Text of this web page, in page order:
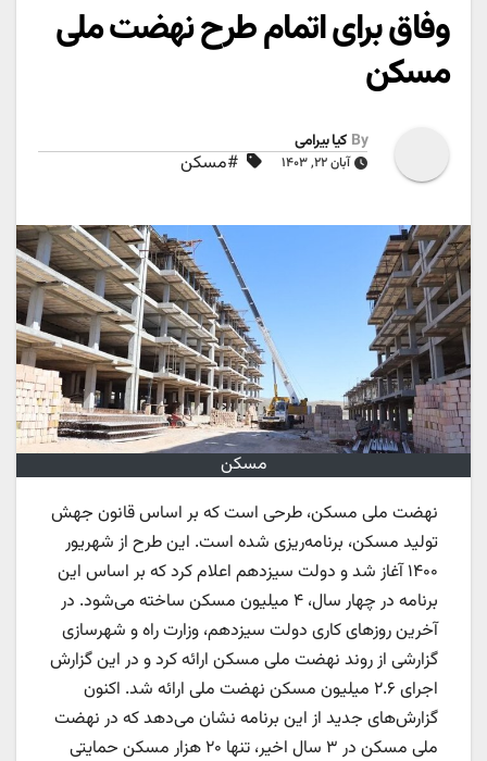
وفاق برای اتمام طرح نهضت ملی
مسکن
By کیا بیرامی
آبان ۲۲, ۱۴۰۳ #مسکن
مسکن
نهضت ملی مسکن، طرحی است که بر اساس قانون جهش
تولید مسکن، برنامه‌ریزی شده است. این طرح از شهریور
۱۴۰۰ آغاز شد و دولت سیزدهم اعلام کرد که بر اساس این
برنامه در چهار سال، ۴ میلیون مسکن ساخته می‌شود. در
آخرین روزهای کاری دولت سیزدهم، وزارت راه و شهرسازی
گزارشی از روند نهضت ملی مسکن ارائه کرد و در این گزارش
اجرای ۲.۶ میلیون مسکن نهضت ملی ارائه شد. اکنون
گزارش‌های جدید از این برنامه نشان می‌دهد که در نهضت
ملی مسکن در ۳ سال اخیر، تنها ۲۰ هزار مسکن حمایتی